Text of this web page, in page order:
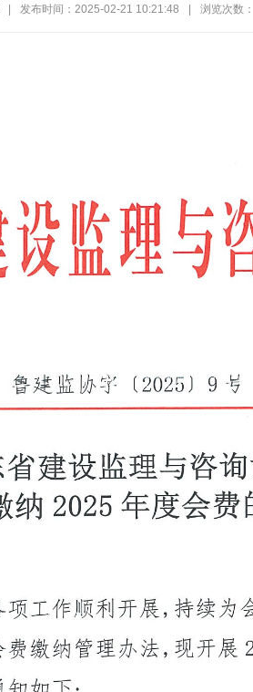
发布时间：2025-02-21 10:21:48 浏览次数：